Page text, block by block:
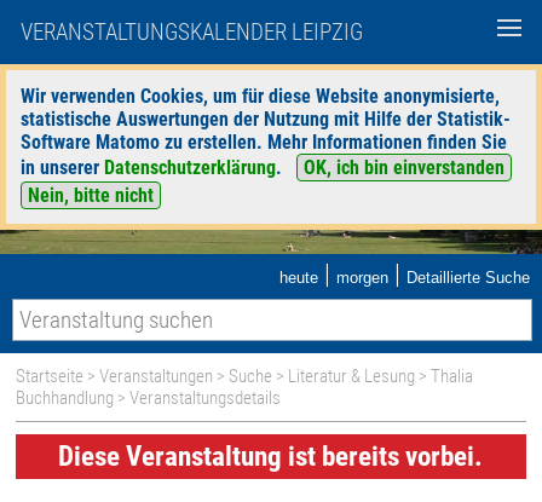
VERANSTALTUNGSKALENDER LEIPZIG
Wir verwenden Cookies, um für diese Website anonymisierte,
statistische Auswertungen der Nutzung mit Hilfe der Statistik-
Software Matomo zu erstellen. Mehr Informationen finden Sie
in unserer Datenschutzerklärung.
OK, ich bin einverstanden
Nein, bitte nicht
heute | morgen | Detaillierte Suche
Startseite >Veranstaltungen > Suche > Literatur & Lesung >Thalia
Buchhandlung > Veranstaltungsdetails
Diese Veranstaltung ist bereits vorbei.